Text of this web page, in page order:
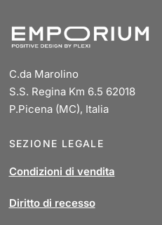
C.da Marolino
S.S. Regina Km 6.5 62018
P.Picena (MC), Italia
SEZIONE LEGALE
Condizioni di vendita
Diritto di recesso